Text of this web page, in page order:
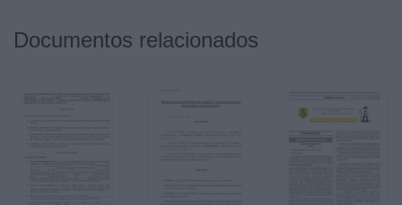
especificarlo
consumidor la forma en que podrá hacer valida
SEXTA.- CANCELACIÓN.- El consumidor cuenta
con un plazo de 5 (cinco) días hábiles
a la firma del presente Contrato para cancelar la
Documentos relacionados